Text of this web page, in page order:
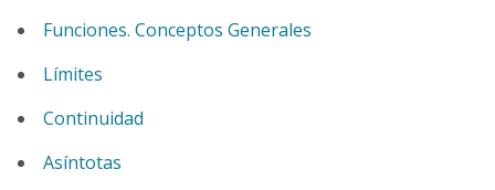
Funciones. Conceptos Generales
Límites
Continuidad
Asíntotas